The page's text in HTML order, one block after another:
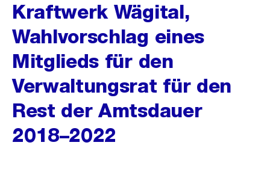
Kraftwerk Wägital,
Wahlvorschlag eines
Mitglieds für den
Verwaltungsrat für den
Rest der Amtsdauer
2018–2022